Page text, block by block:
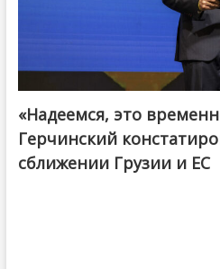
«Надеемся, это
Герчинский
сближении Грузии и ЕС